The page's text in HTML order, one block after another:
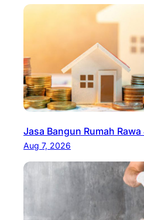
Jasa Bangun Rumah
Aug 7, 2026